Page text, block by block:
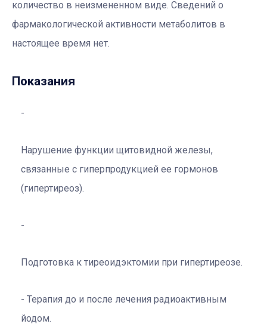
количество в неизмененном виде. Сведений о
фармакологической активности метаболитов в
настоящее время нет.
Показания
Нарушение функции щитовидной железы,
связанные с гиперпродукцией ее гормонов
(гипертиреоз).
Подготовка к тиреоидэктомии при гипертиреозе.
Терапия до и после лечения радиоактивным
йодом.